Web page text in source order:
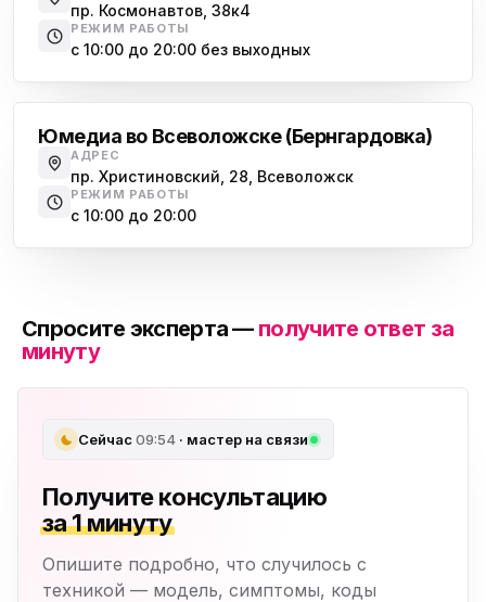
пр. Космонавтов, 38к4
РЕЖИМ РАБОТЫ
с 10:00 до 20:00 без выходных
Юмедиа во Всеволожске (Бернгардовка)
АДРЕС
пр. Христиновский, 28, Всеволожск
РЕЖИМ РАБОТЫ
с 10:00 до 20:00
Спросите эксперта — получите ответ за
минуту
Сейчас09:54 · мастер на связи
Получите консультацию
за 1 минуту
Опишите подробно, что случилось с
техникой — модель, симптомы, коды